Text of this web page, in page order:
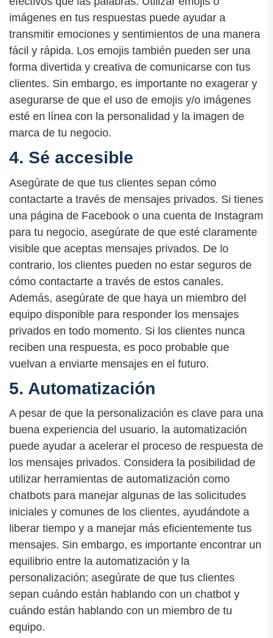
imágenes en tus respuestas puede ayudar a
transmitir emociones y sentimientos de una manera
fácil y rápida. Los emojis también pueden ser una
forma divertida y creativa de comunicarse con tus
clientes. Sin embargo, es importante no exagerar y
asegurarse de que el uso de emojis y/o imágenes
esté en línea con la personalidad y la imagen de
marca de tu negocio.
4. Sé accesible
Asegúrate de que tus clientes sepan cómo
contactarte a través de mensajes privados. Si tienes
una página de Facebook o una cuenta de Instagram
para tu negocio, asegúrate de que esté claramente
visible que aceptas mensajes privados. De lo
contrario, los clientes pueden no estar seguros de
cómo contactarte a través de estos canales.
Además, asegúrate de que haya un miembro del
equipo disponible para responder los mensajes
privados en todo momento. Si los clientes nunca
reciben una respuesta, es poco probable que
vuelvan a enviarte mensajes en el futuro.
5. Automatización
A pesar de que la personalización es clave para una
buena experiencia del usuario, la automatización
puede ayudar a acelerar el proceso de respuesta de
los mensajes privados. Considera la posibilidad de
utilizar herramientas de automatización como
chatbots para manejar algunas de las solicitudes
iniciales y comunes de los clientes, ayudándote a
liberar tiempo y a manejar más eficientemente tus
mensajes. Sin embargo, es importante encontrar un
equilibrio entre la automatización y la
personalización; asegúrate de que tus clientes
sepan cuándo están hablando con un chatbot y
cuándo están hablando con un miembro de tu
equipo.